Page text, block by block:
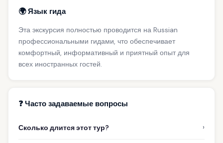
🌍 Язык гида
Эта экскурсия полностью проводится на Russian
профессиональными гидами, что обеспечивает
комфортный, информативный и приятный опыт для
всех иностранных гостей.
❓ Часто задаваемые вопросы
Сколько длится этот тур? ›